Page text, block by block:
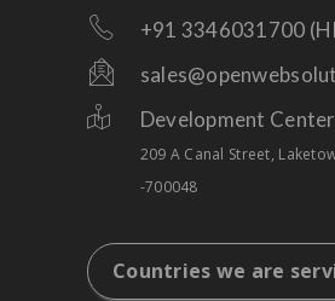
+91 3346031700
Development
209 A Canal Street,
-700048
Countries we are